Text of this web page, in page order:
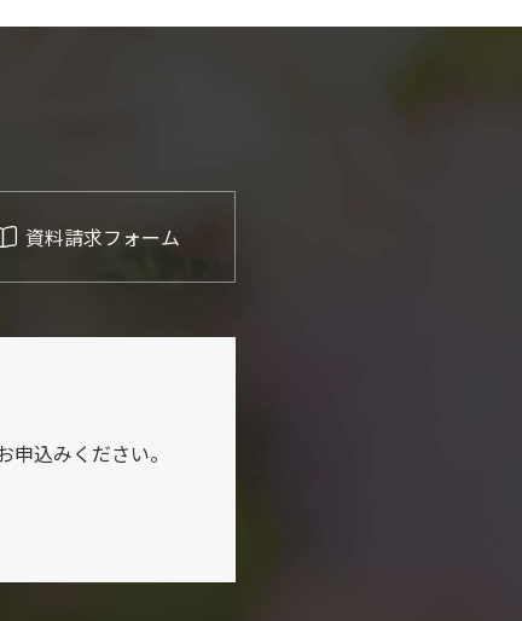
資料請求フォーム
申込みください。